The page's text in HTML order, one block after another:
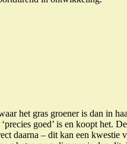
het gras groener is dan in
goed’ is en koopt
daarna – dit kan een